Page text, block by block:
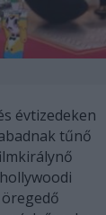
évtizedeken
tűnő